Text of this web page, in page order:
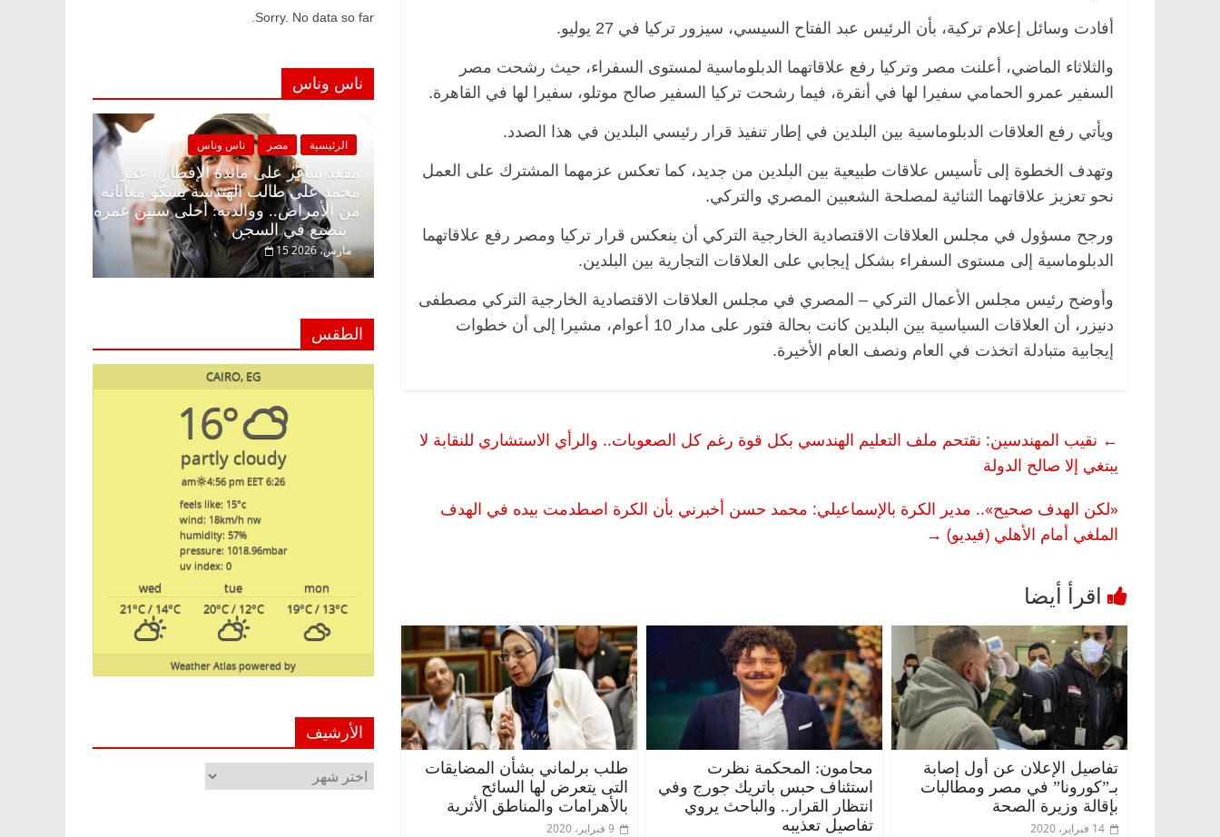
أفادت وسائل إعلام تركية، بأن الرئيس عبد الفتاح السيسي، سيزور تركيا في 27 يوليو.
والثلاثاء الماضي، أعلنت مصر وتركيا رفع علاقاتهما الدبلوماسية لمستوى السفراء، حيث رشحت مصر
السفير عمرو الحمامي سفيرا لها في أنقرة، فيما رشحت تركيا السفير صالح موتلو، سفيرا لها في القاهرة.
ويأتي رفع العلاقات الدبلوماسية بين البلدين في إطار تنفيذ قرار رئيسي البلدين في هذا الصدد.
وتهدف الخطوة إلى تأسيس علاقات طبيعية بين البلدين من جديد، كما تعكس عزمهما المشترك على العمل
نحو تعزيز علاقاتهما الثنائية لمصلحة الشعبين المصري والتركي.
ورجح مسؤول في مجلس العلاقات الاقتصادية الخارجية التركي أن ينعكس قرار تركيا ومصر رفع علاقاتهما
الدبلوماسية إلى مستوى السفراء بشكل إيجابي على العلاقات التجارية بين البلدين.
وأوضح رئيس مجلس الأعمال التركي – المصري في مجلس العلاقات الاقتصادية الخارجية التركي مصطفى
دنيزر، أن العلاقات السياسية بين البلدين كانت بحالة فتور على مدار 10 أعوام، مشيرا إلى أن خطوات
إيجابية متبادلة اتخذت في العام ونصف العام الأخيرة.
← نقيب المهندسين: نقتحم ملف التعليم الهندسي بكل قوة رغم كل الصعوبات.. والرأي الاستشاري للنقابة لا
يبتغي إلا صالح الدولة
«لكن الهدف صحيح».. مدير الكرة بالإسماعيلي: محمد حسن أخبرني بأن الكرة اصطدمت بيده في الهدف
الملغي أمام الأهلي (فيديو) →
تفاصيل الإعلان عن أول إصابة
بـ”كورونا” في مصر ومطالبات
بإقالة وزيرة الصحة
14 فبراير، 2020
محامون: المحكمة نظرت
استئناف حبس باتريك جورج وفي
انتظار القرار.. والباحث يروي
تفاصيل تعذيبه
طلب برلماني بشأن المضايقات
التى يتعرض لها السائح
بالأهرامات والمناطق الأثرية
9 فبراير، 2020
Sorry. No data so far.
ناس وناس
الرئيسية مصر
مقعد شاغر على مائدة
محمد علي طالب الهندسة
من الأمراض.. ووالدته:
بتضيع في السجن
15 مارس، 2026
ناس وناس
مقعد شاغر على الإفطار وبلكونة بلا زينة
رمضان.. د. عبدالخالق فاروق خبير
اقتصادي في انتظار حلم الحرية ولمة
الحبايب
22 فبراير، 2026
الرئيسية مصر ناس وناس
مقعد شاغر على مائدة الإفطار.. يحيى
حسين عبدالهادي فارس مقاومة
الخصخصة الذي دافع عن المال العام
(بروفايل)
21 فبراير، 2026
الرئيسية مصر ناس وناس
في ذكرى رحيله.. د. نور فرحات فقيه
قانوني دافع عن قضايا الوطن وانحاز
للحرية (بروفايل)
فاروق.. خبير اقتصادي
ميلاده وحيداً على أبواب
الطقس
CAIRO, EG
16°
partly cloudy
6:26 am
4:56 pm EET
feels like: 15°c
wind: 18km/h nw
humidity: 57%
pressure: 1018.96mbar
uv index: 0
mon
tue
wed
19°C/ 13°C
20°C/ 12°C
21°C/ 14°C
powered by
Weather Atlas
الأرشيف
الأرشيف